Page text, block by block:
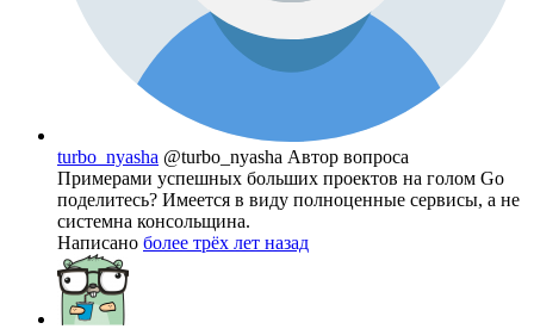
turbo_nyasha @turbo_nyasha Автор вопроса
Примерами успешных больших проектов на голом Go
поделитесь? Имеется в виду полноценные сервисы, а не
системна консольщина.
Написано более трёх лет назад